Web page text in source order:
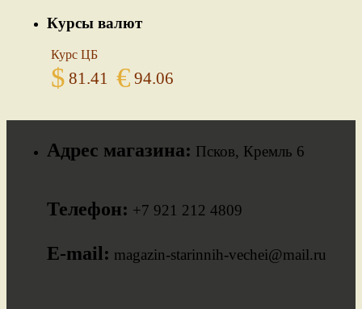
Курсы валют
Курс ЦБ
$ 81.41 € 94.06
Адрес магазина: Псков, Кремль 6
Телефон: +7 921 212 4809
E-mail: magazin-starinnih-vechei@mail.ru